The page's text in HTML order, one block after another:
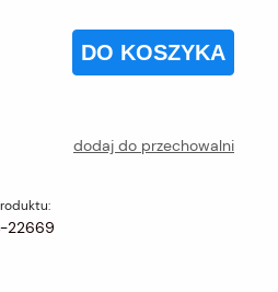
DO KOSZYKA
dodaj do przechowalni
22669